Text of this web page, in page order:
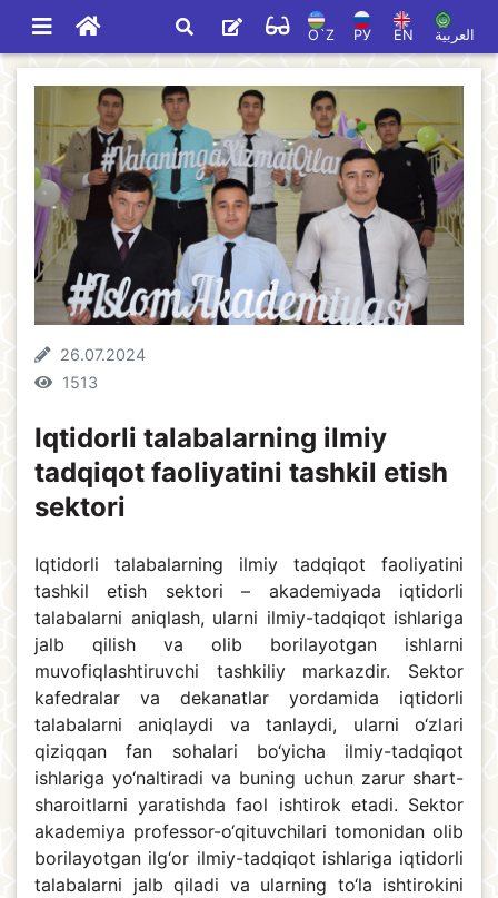
O`Z РУ EN العربية
26.07.2024
1513
Iqtidorli talabalarning ilmiy
tadqiqot faoliyatini tashkil etish
sektori
Iqtidorli talabalarning ilmiy tadqiqot faoliyatini
tashkil etish sektori – akademiyada iqtidorli
talabalarni aniqlash, ularni ilmiy-tadqiqot ishlariga
jalb qilish va olib borilayotgan ishlarni
muvofiqlashtiruvchi tashkiliy markazdir. Sektor
kafedralar va dekanatlar yordamida iqtidorli
talabalarni aniqlaydi va tanlaydi, ularni o‘zlari
qiziqqan fan sohalari bo‘yicha ilmiy-tadqiqot
ishlariga yo‘naltiradi va buning uchun zarur shart-
sharoitlarni yaratishda faol ishtirok etadi. Sektor
akademiya professor-o‘qituvchilari tomonidan olib
borilayotgan ilg‘or ilmiy-tadqiqot ishlariga iqtidorli
talabalarni jalb qiladi va ularning to‘la ishtirokini